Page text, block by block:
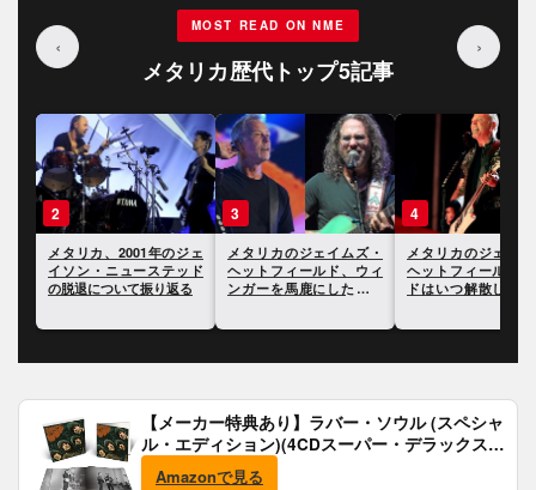
‹
MOST READ ON NME
メタリカ歴代トップ5記事
›
、2001年のジェ
・ニューステッド
ついて振り返る
3
メタリカのジェイムズ・
ヘットフィールド、ウィ
ンガーを馬鹿にしたこと
4
メタリカのジェイムズ・
ヘットフィールド、バン
ドはいつ解散してもおか
【メーカー特典あり】ラバー・ソウル (スペシャ
ル・エディション)(4CDスーパー・デラックス)
(完全生産限定盤)(SHM-CD)(特典:B2ポスター付)
Amazonで見る